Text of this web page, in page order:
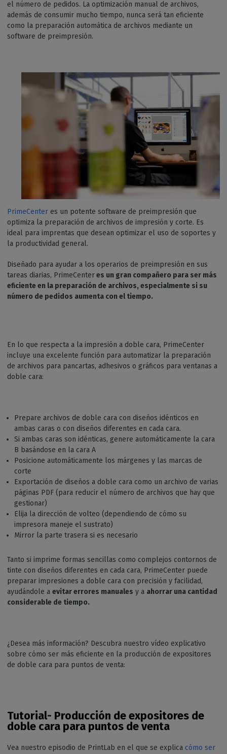
el número de pedidos. La optimización manual de archivos,
además de consumir mucho tiempo, nunca será tan eficiente
como la preparación automática de archivos mediante un
software de preimpresión.
PrimeCenter es un potente software de preimpresión que
optimiza la preparación de archivos de impresión y corte. Es
ideal para imprentas que desean optimizar el uso de soportes y
la productividad general.
Diseñado para ayudar a los operarios de preimpresión en sus
tareas diarias, PrimeCenteres un gran compañero para ser más
eficiente en la preparación de archivos, especialmente si su
número de pedidos aumenta con el tiempo.
En lo que respecta a la impresión a doble cara, PrimeCenter
incluye una excelente función para automatizar la preparación
de archivos para pancartas, adhesivos o gráficos para ventanas a
doble cara:
Prepare archivos de doble cara con diseños idénticos en
ambas caras o con diseños diferentes en cada cara.
Si ambas caras son idénticas, genere automáticamente la cara
B basándose en la cara A
Posicione automáticamente los márgenes y las marcas de
corte
Exportación de diseños a doble cara como un archivo de varias
páginas PDF (para reducir el número de archivos que hay que
gestionar)
Elija la dirección de volteo (dependiendo de cómo su
impresora maneje el sustrato)
Mirror la parte trasera si es necesario
Tanto si imprime formas sencillas como complejos contornos de
tinte con diseños diferentes en cada cara, PrimeCenter puede
preparar impresiones a doble cara con precisión y facilidad,
ayudándole a evitar errores manuales y a ahorrar una cantidad
considerable de tiempo.
¿Desea más información? Descubra nuestro vídeo explicativo
sobre cómo ser más eficiente en la producción de expositores
de doble cara para puntos de venta:
Tutorial- Producción de expositores de
doble cara para puntos de venta
Vea nuestro episodio de PrintLab en el que se explica cómo ser